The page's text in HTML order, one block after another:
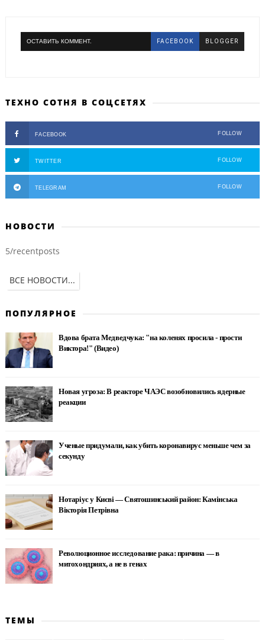
ОСТАВИТЬ КОММЕНТ. FACEBOOK BLOGGER
ТЕХНО СОТНЯ В СОЦСЕТЯХ
FACEBOOK FOLLOW
TWITTER FOLLOW
TELEGRAM FOLLOW
НОВОСТИ
5/recentposts
ВСЕ НОВОСТИ...
ПОПУЛЯРНОЕ
Вдова брата Медведчука: "на коленях просила - прости
Виктора!" (Видео)
Новая угроза: В реакторе ЧАЭС возобновились ядерные
реакции
Ученые придумали, как убить коронавирус меньше чем за
секунду
Нотаріус у Києві — Святошинський район: Камінська
Вікторія Петрівна
Революционное исследование рака: причина — в
митохондриях, а не в генах
ТЕМЫ